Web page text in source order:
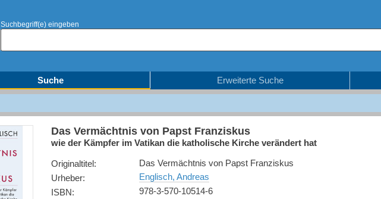
Suchbegriff(e) eingeben
Suche Erweiterte Suche
Das Vermächtnis von Papst Franziskus
wie der Kämpfer im Vatikan die katholische Kirche verändert hat
Originaltitel:
Das Vermächtnis von Papst Franziskus
Urheber:
Englisch, Andreas
ISBN:
978-3-570-10514-6